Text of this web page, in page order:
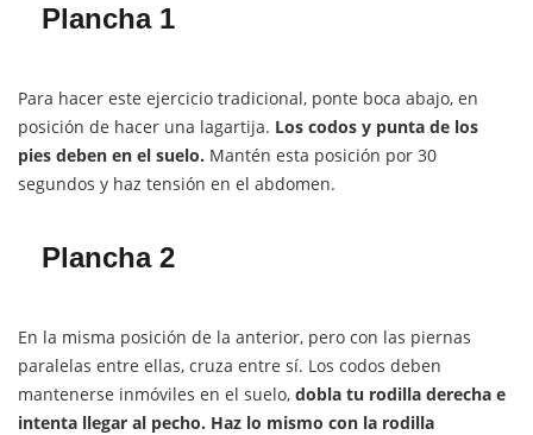
Plancha 1
Para hacer este ejercicio tradicional, ponte boca abajo, en
posición de hacer una lagartija. Los codos y punta de los
pies deben en el suelo. Mantén esta posición por 30
segundos y haz tensión en el abdomen.
Plancha 2
En la misma posición de la anterior, pero con las piernas
paralelas entre ellas, cruza entre sí. Los codos deben
mantenerse inmóviles en el suelo, dobla tu rodilla derecha e
intenta llegar al pecho. Haz lo mismo con la rodilla